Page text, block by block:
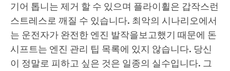
기어 톱니는 제거 할 수 있으며 플라이휠은 갑작스런
스트레스로 깨질 수 있습니다. 최악의 시나리오에서
는 운전자가 완전한 엔진 발작을보고했기 때문에 돈
시프트는 엔진 관리 팁 목록에 있지 않습니다. 당신
이 정말로 피하고 싶은 것은 일종의 실수입니다. 그